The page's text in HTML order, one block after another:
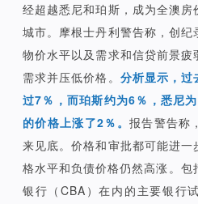
经超越悉尼和珀斯，成为全澳
城市。摩根士丹利警告称，创
物价水平以及需求和信贷前景
需求并压低价格。 分析显示，过
过7％，而珀斯约为6％，悉尼
的价格上涨了2％。 报告警告称
来见底。价格和审批都可能进
格水平和负债价格仍然高涨。
银行（CBA）在内的主要银行